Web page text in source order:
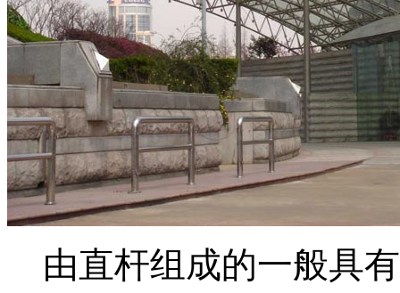
由直杆组成的一般具